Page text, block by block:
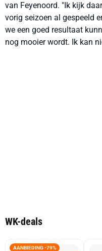
van Feyenoord. "Ik kijk
vorig seizoen al gespeeld
we een goed resultaat
nog mooier wordt. Ik kan
WK-deals
AANBIEDING -79%